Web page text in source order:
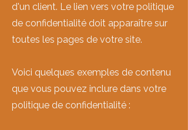
d'un client. Le lien vers votre politique
de confidentialité doit apparaître sur
toutes les pages de votre site.
Voici quelques exemples de contenu
que vous pouvez inclure dans votre
politique de confidentialité :